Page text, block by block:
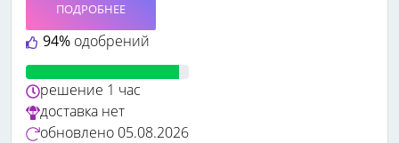
94% одобрений
ПОДРОБНЕЕ
решение 1 час
доставка нет
обновлено 05.08.2026